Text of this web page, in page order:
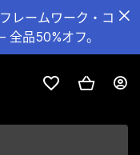
レームワーク・コ
品50%オフ。